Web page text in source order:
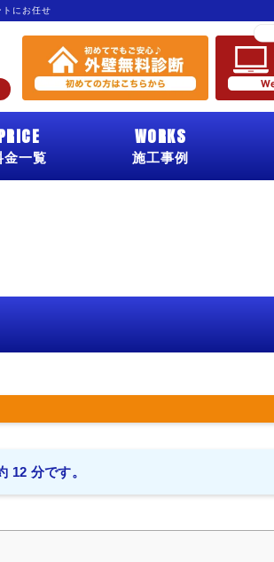
にお任せ
金一覧
WORKS
施工事例
12 分です。